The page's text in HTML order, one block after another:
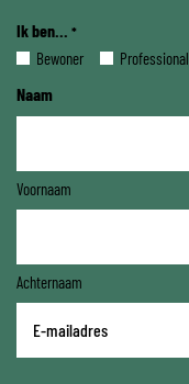
Ik ben... *
Bewoner Professional
Naam
Voornaam
Achternaam
mailadres